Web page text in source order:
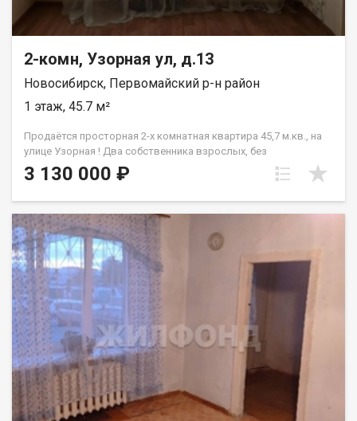
2-комн, Узорная ул, д.13
Новосибирск, Первомайский р-н район
1 этаж, 45.7 м²
Продаётся просторная 2-х комнатная квартира 45,7 м.кв., на
улице Узорная ! Два собственника взрослых, без
обременения, быстрая сделка! - Квартира находится на
первом этаже трёхэтажного кирпичного дома. Две комнаты
соседними квартирами, это исключает слышимость от
соседей. - Окна пластиковые, очень хорошие из
качественного материала с широкими подоконниками,
выходят на сторону детского сада. - Санузел — совместный с
ванной, благоустроенный, в хорошем состоянии. - Заменена
полностью вся проводка и трубы для холодной и горячей
воды, слив с раковины и ванной. - В квартире требуется
косметический ремонт, точно под замену все обои.
Остальное на ваше усмотрение, можно сделать полностью
новый ремонт с нуля и реализовать любые задумки: от
огромной студии с открытой планировкой до классического
варианта с изолированными комнатами. Очень хорошая
локация с сосновым лесом в 2х минутах от дома, с другой
стороны вся основная инфраструктура в максимальной
3 130 000 ₽